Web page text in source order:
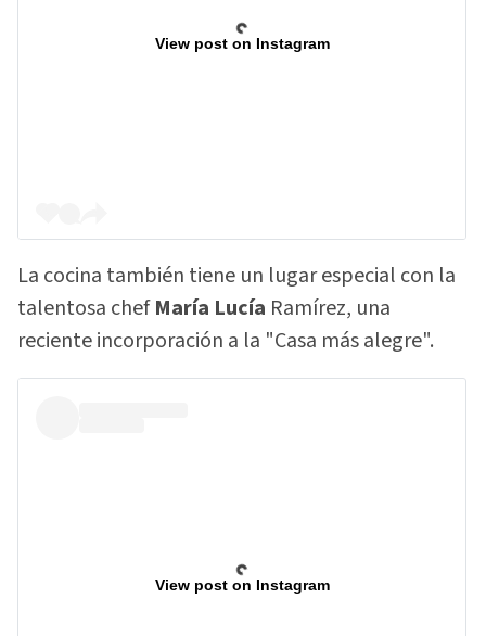
View post on Instagram
La cocina también tiene un lugar especial con la
talentosa chefMaría Lucía Ramírez, una
reciente incorporación a la "Casa más alegre".
View post on Instagram